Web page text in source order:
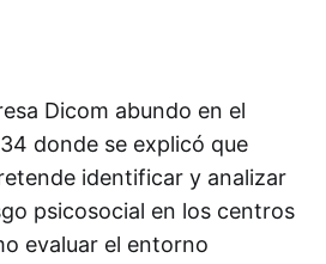
Dicom abundo en el
donde se explicó que
identificar y analizar
psicosocial en los centros
evaluar el entorno